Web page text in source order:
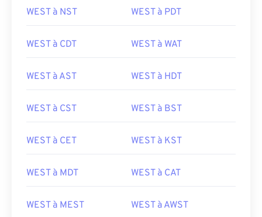
WEST à NST WEST à PDT
WEST à CDT WEST à WAT
WEST à AST WEST à HDT
WEST à CST WEST à BST
WEST à CET WEST à KST
WEST à MDT WEST à CAT
WEST à MEST WEST à AWST